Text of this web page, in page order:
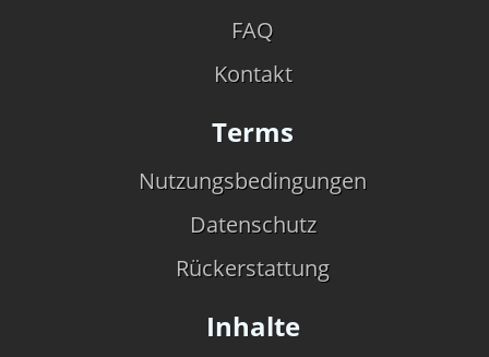
FAQ
Kontakt
Terms
Nutzungsbedingungen
Datenschutz
Rückerstattung
Inhalte